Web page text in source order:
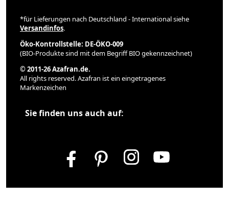
*für Lieferungen nach Deutschland - International siehe
Versandinfos.
Öko-Kontrollstelle: DE-ÖKO-009
(BIO-Produkte sind mit dem Begriff BIO gekennzeichnet)
© 2011-26 Azafran.de.
All rights reserved. Azafran ist ein eingetragenes
Markenzeichen
Sie finden uns auch auf: